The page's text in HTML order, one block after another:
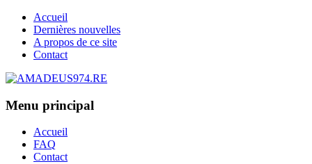
Accueil
Dernières nouvelles
A propos de ce site
Contact
Menu principal
Accueil
FAQ
Contact